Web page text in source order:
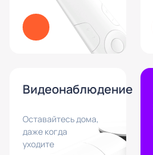
Видеонаблюдение
Оставайтесь дома,
даже когда
уходите